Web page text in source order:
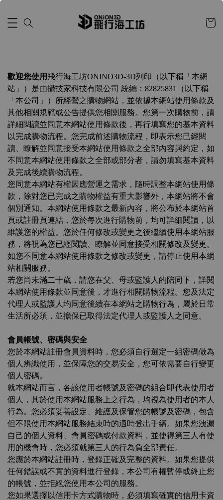
歡迎您使用飛行海工坊ONINO3D-3D列印（以下稱「本網
站」）是由攝技家科技有限公司 統編：82825831（以下稱
「本公司」）所經營之購物網站，並依據本網站使用條款及
其他相關規範或公告提供您相關服務。您第一次購物前，請
詳細閱讀並同意本網站使用條款後，再行填寫您的基本資料
以完成購物流程。您完成前述購物流程，即表示您已經閱
讀、瞭解並同意接受本網站使用條款之全部內容與約定，如
不同意本網站使用條款之全部或部分者，請勿填寫基本資料
及完成後續購物流程。
您同意本網站有權因應營運之需求，隨時調整本網站使用條
款，除對您已完成之購物權益有重大影響外，本網站將不會
個別通知。本網站使用條款之最新內容，將公布於本網站首
頁或註冊頁連結，您於每次進行購物前，均可詳細閱讀，以
維護您的權益。您於任何修改或變更之後繼續使用本網站服
務，將視為您已經閱讀、瞭解並同意接受相關修改及變更。
如您不同意本網站使用條款之修改或變更，請停止使用本網
站相關服務。
若您尚未滿二十歲，請您在父、母或監護人的陪同下，詳閱
本網站使用條款並同意後，才進行相關購物流程。您及法定
代理人或監護人均同意後續在本網站之購物行為，屬於日常
生活所必須，並擔保已取得法定代理人或監護人之同意。
會員帳號、密碼與安全
您於本網站註冊會員資料時，您必須自行選定一組密碼做為
個人辨識使用，並保障您的交易安全，您可依需要自行變更
個人密碼。
就本網站而言，各該使用者帳號及密碼的組合即代表使用者
個人，其於使用本網站服務上之行為，均視為使用者的本人
行為。您必須妥善設定、維護及保管您的帳號及密碼，包含
但不限使用本網站服務結束時的適時登出手續。如果您洩漏
自己的個人資料、會員密碼或付款資料，並使得第三人有使
用的機會時，您必須就第三人的行為負全部責任。
您應於本網站註冊時，登錄正確及完整的資料。如果您提供
任何錯誤或不實的資料進行登錄，本公司有權暫停或終止您
的帳號，並拒絕您使用本公司的服務。
您如果選擇以信用卡方式購物時，必須填寫確實的信用卡資